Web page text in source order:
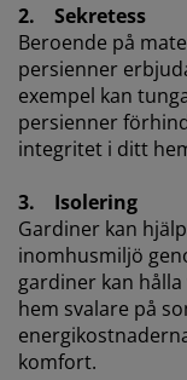
2. Sekretess
Beroende på
persienner
exempel kan
persienner
integritet i ditt
3. Isolering
Gardiner kan
inomhusmiljö
gardiner kan
hem svalare på
komfort.